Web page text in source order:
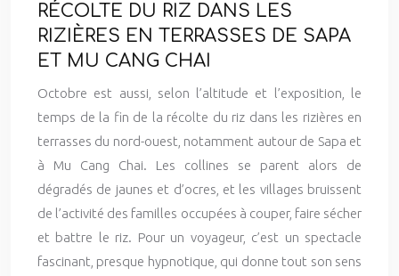
RÉCOLTE DU RIZ DANS LES
RIZIÈRES EN TERRASSES DE SAPA
ET MU CANG CHAI
Octobre est aussi, selon l’altitude et l’exposition, le
temps de la fin de la récolte du riz dans les rizières en
terrasses du nord-ouest, notamment autour de Sapa et
à Mu Cang Chai. Les collines se parent alors de
dégradés de jaunes et d’ocres, et les villages bruissent
de l’activité des familles occupées à couper, faire sécher
et battre le riz. Pour un voyageur, c’est un spectacle
fascinant, presque hypnotique, qui donne tout son sens